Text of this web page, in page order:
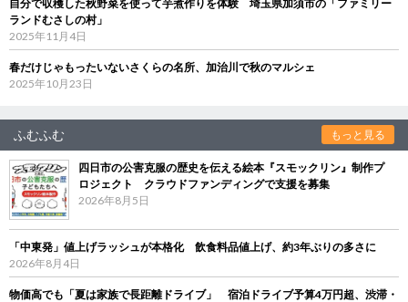
自分で収穫した秋野菜を使って芋煮作りを体験 埼玉県加須市の「ファミリー
ランドむさしの村」
2025年11月4日
春だけじゃもったいないさくらの名所、加治川で秋のマルシェ
2025年10月23日
ふむふむ もっと見る
四日市の公害克服の歴史を伝える絵本『スモックリン』制作プ
ロジェクト クラウドファンディングで支援を募集
2026年8月5日
「中東発」値上げラッシュが本格化 飲食料品値上げ、約3年ぶりの多さに
2026年8月4日
物価高でも「夏は家族で長距離ドライブ」 宿泊ドライブ予算4万円超、渋滞・